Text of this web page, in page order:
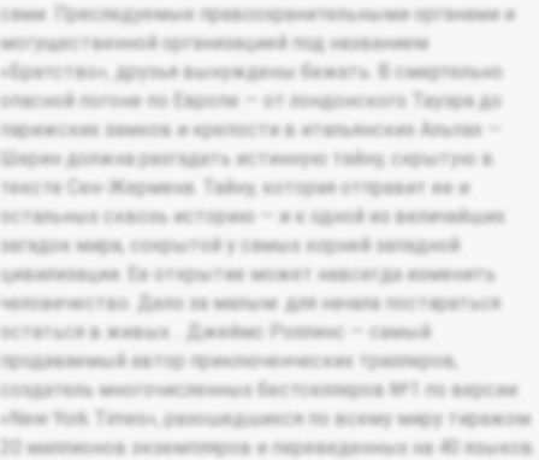
сами. Преследуемые правоохранительными органами и
могущественной организацией под названием
«Братство», друзья вынуждены бежать. В смертельно
опасной погоне по Европе — от лондонского Тауэра до
парижских замков и крепости в итальянских Альпах —
Шерин должна разгадать истинную тайну, скрытую в
тексте Сен-Жермена. Тайну, которая отправит ее и
остальных сквозь историю — и к одной из величайших
загадок мира, сокрытой у самых корней западной
цивилизации. Ее открытие может навсегда изменить
человечество. Дело за малым: для начала постараться
остаться в живых… Джеймс Роллинс — самый
продаваемый автор приключенческих триллеров,
создатель многочисленных бестселлеров №1 по версии
«New York Times», разошедшихся по всему миру тиражом
20 миллионов экземпляров и переведенных на 40 языков.